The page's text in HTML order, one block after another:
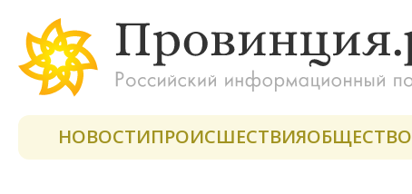
НОВОСТИПРОИСШЕСТВИЯОБЩЕСТВО